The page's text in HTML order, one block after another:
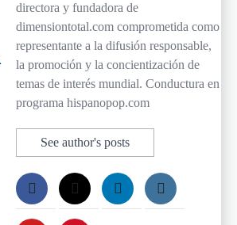
directora y fundadora de
dimensiontotal.com comprometida como
representante a la difusión responsable,
la promoción y la concientización de
temas de interés mundial. Conductura en
programa hispanopop.com
See author's posts